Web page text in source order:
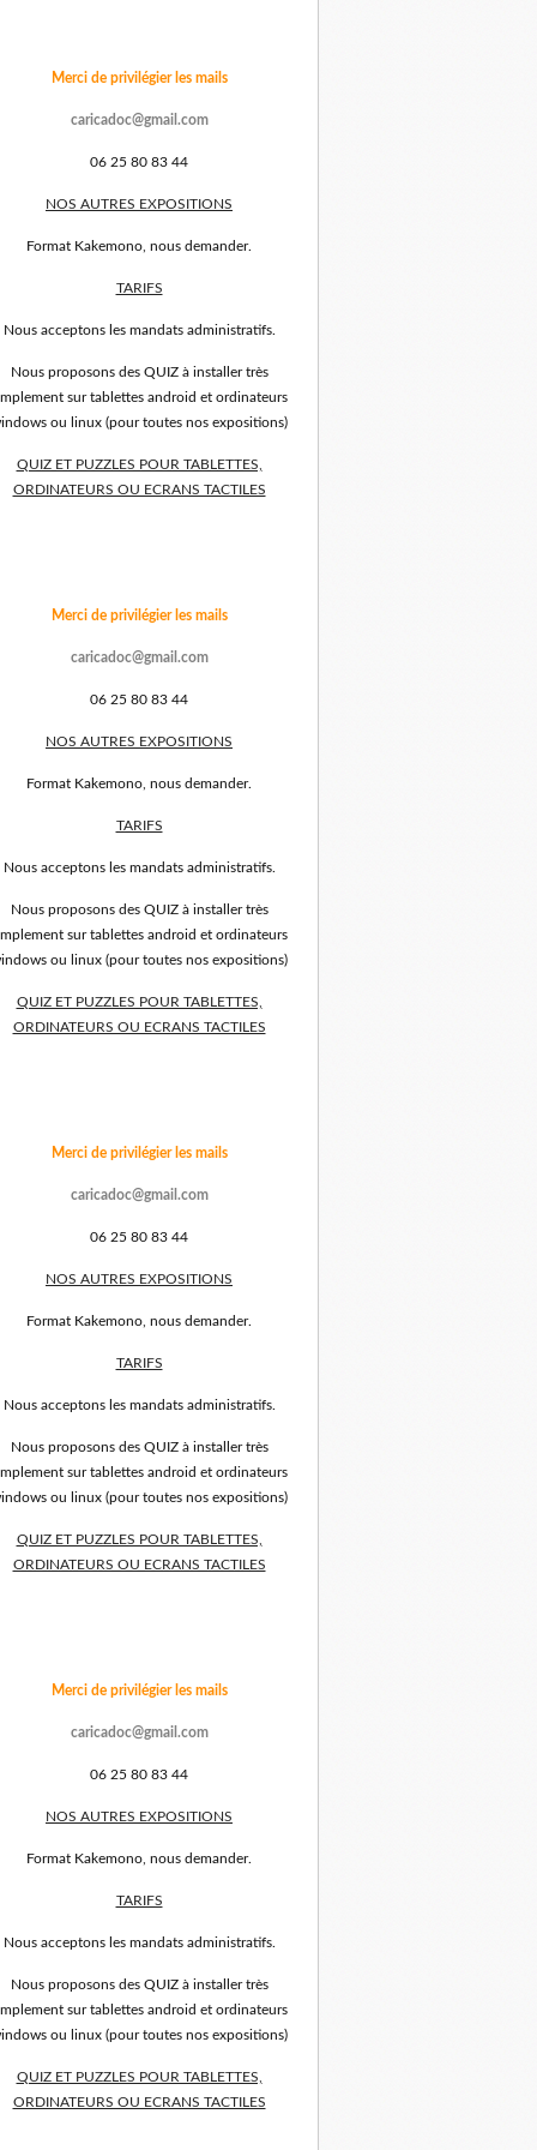
Merci de privilégier les mails
caricadoc@gmail.com
06 25 80 83 44
NOS AUTRES EXPOSITIONS
Format Kakemono, nous demander.
TARIFS
Nous acceptons les mandats administratifs.
Nous proposons des QUIZ à installer très
sur tablettes android et ordinateurs
ou linux (pour toutes nos expositions)
QUIZ ET PUZZLES POUR TABLETTES,
ORDINATEURS OU ECRANS TACTILES
Merci de privilégier les mails
caricadoc@gmail.com
06 25 80 83 44
NOS AUTRES EXPOSITIONS
Format Kakemono, nous demander.
TARIFS
Nous acceptons les mandats administratifs.
Nous proposons des QUIZ à installer très
sur tablettes android et ordinateurs
ou linux (pour toutes nos expositions)
QUIZ ET PUZZLES POUR TABLETTES,
ORDINATEURS OU ECRANS TACTILES
Merci de privilégier les mails
caricadoc@gmail.com
06 25 80 83 44
NOS AUTRES EXPOSITIONS
Format Kakemono, nous demander.
TARIFS
Nous acceptons les mandats administratifs.
Nous proposons des QUIZ à installer très
sur tablettes android et ordinateurs
ou linux (pour toutes nos expositions)
QUIZ ET PUZZLES POUR TABLETTES,
ORDINATEURS OU ECRANS TACTILES
Merci de privilégier les mails
caricadoc@gmail.com
06 25 80 83 44
NOS AUTRES EXPOSITIONS
Format Kakemono, nous demander.
TARIFS
Nous acceptons les mandats administratifs.
Nous proposons des QUIZ à installer très
sur tablettes android et ordinateurs
ou linux (pour toutes nos expositions)
QUIZ ET PUZZLES POUR TABLETTES,
ORDINATEURS OU ECRANS TACTILES